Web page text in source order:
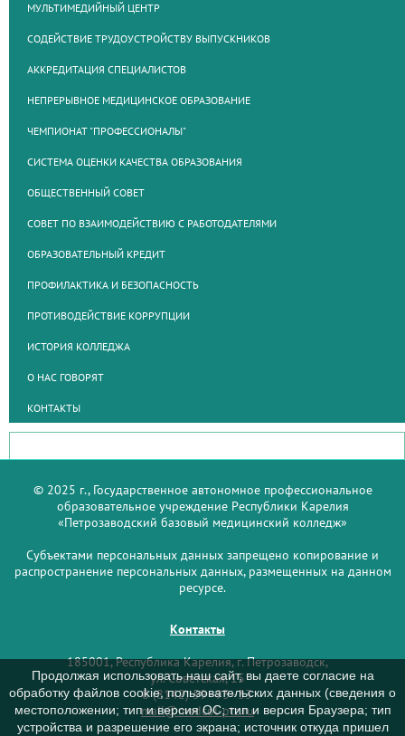
МУЛЬТИМЕДИЙНЫЙ ЦЕНТР
СОДЕЙСТВИЕ ТРУДОУСТРОЙСТВУ ВЫПУСКНИКОВ
АККРЕДИТАЦИЯ СПЕЦИАЛИСТОВ
НЕПРЕРЫВНОЕ МЕДИЦИНСКОЕ ОБРАЗОВАНИЕ
ЧЕМПИОНАТ "ПРОФЕССИОНАЛЫ"
СИСТЕМА ОЦЕНКИ КАЧЕСТВА ОБРАЗОВАНИЯ
ОБЩЕСТВЕННЫЙ СОВЕТ
СОВЕТ ПО ВЗАИМОДЕЙСТВИЮ С РАБОТОДАТЕЛЯМИ
ОБРАЗОВАТЕЛЬНЫЙ КРЕДИТ
ПРОФИЛАКТИКА И БЕЗОПАСНОСТЬ
ПРОТИВОДЕЙСТВИЕ КОРРУПЦИИ
ИСТОРИЯ КОЛЛЕДЖА
О НАС ГОВОРЯТ
КОНТАКТЫ
© 2025 г., Государственное автономное профессиональное
образовательное учреждение Республики Карелия
«Петрозаводский базовый медицинский колледж»
Субъектами персональных данных запрещено копирование и
распространение персональных данных, размещенных на данном
ресурсе.
Контакты
185001, Республика Карелия, г. Петрозаводск,
ул. Советская, 15
8 (8142) 59–93–33
mail@medcol-ptz.ru
Продолжая использовать наш сайт, вы даете согласие на
обработку файлов cookie, пользовательских данных (сведения о
местоположении; тип и версия ОС; тип и версия Браузера; тип
устройства и разрешение его экрана; источник откуда пришел